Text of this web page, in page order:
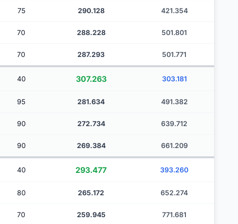
75 290.128 421.354
70 288.228 501.801
70 287.293 501.771
40 307.263 303.181
95 281.634 491.382
90 272.734 639.712
90 269.384 661.209
40 293.477 393.260
80 265.172 652.274
70 259.945 771.681